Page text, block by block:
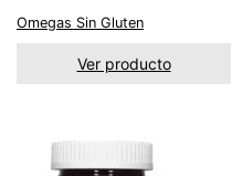
Omegas Sin Gluten
Ver producto